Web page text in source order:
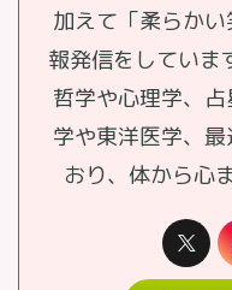
加えて「柔らか
報発信をしていま
哲学や心理学、
学や東洋医学、
おり、体から心